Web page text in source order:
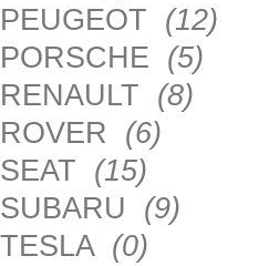
PEUGEOT (12)
PORSCHE (5)
RENAULT (8)
ROVER (6)
SEAT (15)
SUBARU (9)
TESLA (0)